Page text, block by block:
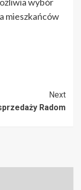
wybór
mieszkańców
Next
Radom